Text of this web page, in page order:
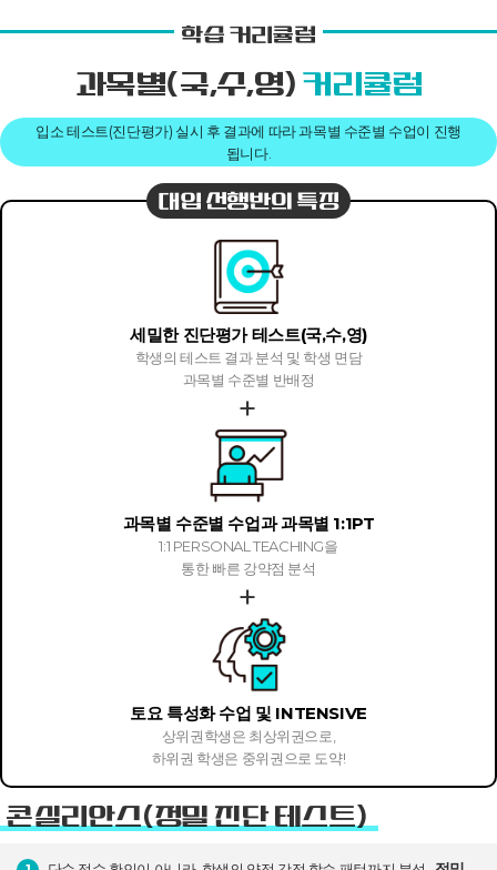
학습 커리큘럼
과목별(국,수,영) 커리큘럼
입소 테스트(진단평가) 실시 후 결과에 따라 과목별 수준별 수업이 진행
됩니다.
대입 선행반의 특징
세밀한 진단평가 테스트(국,수,영)
학생의 테스트 결과 분석 및 학생 면담
과목별 수준별 반배정
과목별 수준별 수업과 과목별 1:1PT
1:1 PERSONAL TEACHING을
통한 빠른 강약점 분석
토요 특성화 수업 및 INTENSIVE
상위권학생은 최상위권으로,
하위권 학생은 중위권으로 도약!
콘실리안스(정밀 진단 테스트)